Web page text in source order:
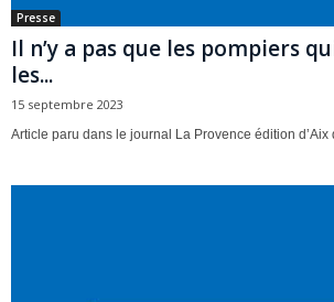
Presse
Il n’y a pas que les pompiers
les...
15 septembre 2023
Article paru dans le journal La Provence édition d’Aix